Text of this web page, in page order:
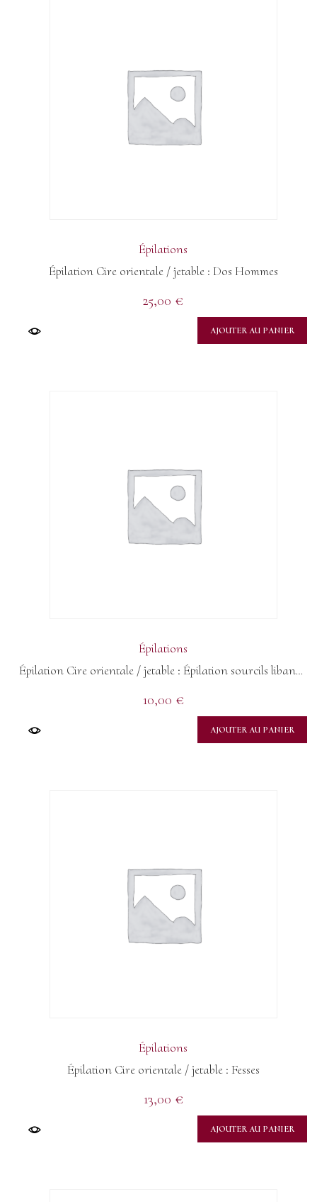
Épilations
Épilation Cire orientale / jetable : Dos Hommes
25,00 €
AJOUTER AU PANIER
Épilations
Épilation Cire orientale / jetable : Épilation sourcils libanais
10,00 €
AJOUTER AU PANIER
Épilations
Épilation Cire orientale / jetable : Fesses
13,00 €
AJOUTER AU PANIER